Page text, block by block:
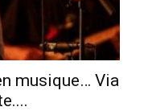
musique… Via